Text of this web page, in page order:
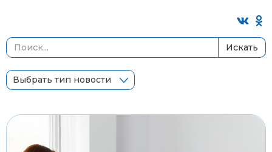
Искать
Выбрать тип новости